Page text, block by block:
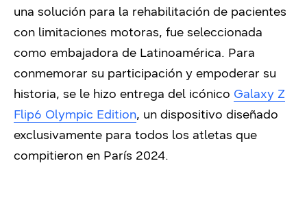
una solución para la rehabilitación de pacientes
con limitaciones motoras, fue seleccionada
como embajadora de Latinoamérica. Para
conmemorar su participación y empoderar su
historia, se le hizo entrega del icónico Galaxy Z
Flip6 Olympic Edition, un dispositivo diseñado
exclusivamente para todos los atletas que
compitieron en París 2024.